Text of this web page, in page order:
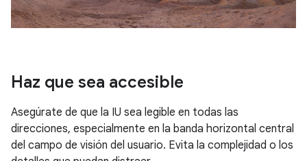
Haz que sea accesible
Asegúrate de que la IU sea legible en todas las
direcciones, especialmente en la banda horizontal central
del campo de visión del usuario. Evita la complejidad o los